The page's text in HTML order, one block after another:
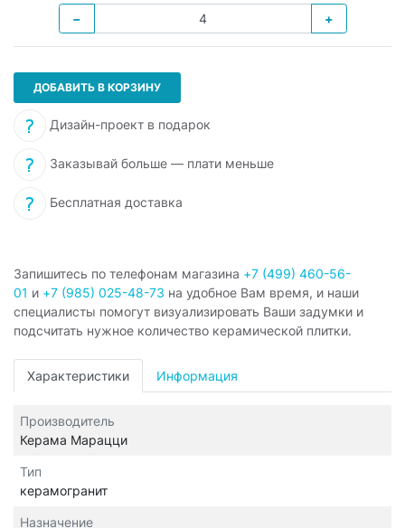
−
+
ДОБАВИТЬ В КОРЗИНУ
Дизайн-проект в подарок
Заказывай больше — плати меньше
Бесплатная доставка
Запишитесь по телефонам магазина +7 (499) 460-56-
01 и +7 (985) 025-48-73 на удобное Вам время, и наши
специалисты помогут визуализировать Ваши задумки и
подсчитать нужное количество керамической плитки.
Характеристики Информация
Производитель
Керама Марацци
Тип
керамогранит
Назначение